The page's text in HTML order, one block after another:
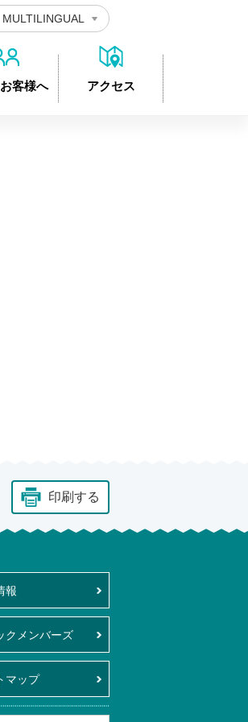
MULTILINGUAL
客様へ アクセス
印刷する
センター科学館・天球劇場(サクリエ)
報
クメンバーズ
マップ